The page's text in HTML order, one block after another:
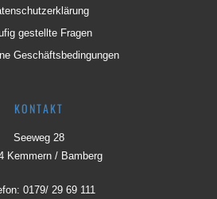
gestellte Fragen
Geschäftsbedingungen
KONTAKT
Seeweg 28
Kemmern / Bamberg
0179/ 29 69 111